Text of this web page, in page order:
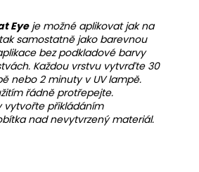
Eyeje možné aplikovat jak na
samostatně jako barevnou
bez podkladové barvy
Každou vrstvu vytvrďte 30
nebo 2 minuty v UV lampě.
řádně protřepejte.
vytvořte přikládáním
nad nevytvrzený materiál.